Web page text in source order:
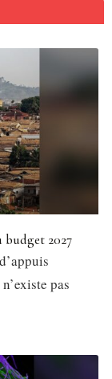
budget 2027
pas